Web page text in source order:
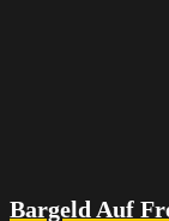
Bargeld Auf